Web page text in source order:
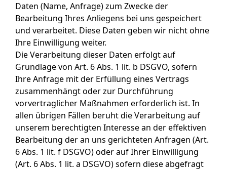
Daten (Name, Anfrage) zum Zwecke der
Bearbeitung Ihres Anliegens bei uns gespeichert
und verarbeitet. Diese Daten geben wir nicht ohne
Ihre Einwilligung weiter.
Die Verarbeitung dieser Daten erfolgt auf
Grundlage von Art. 6 Abs. 1 lit. b DSGVO, sofern
Ihre Anfrage mit der Erfüllung eines Vertrags
zusammenhängt oder zur Durchführung
vorvertraglicher Maßnahmen erforderlich ist. In
allen übrigen Fällen beruht die Verarbeitung auf
unserem berechtigten Interesse an der effektiven
Bearbeitung der an uns gerichteten Anfragen (Art.
6 Abs. 1 lit. f DSGVO) oder auf Ihrer Einwilligung
(Art. 6 Abs. 1 lit. a DSGVO) sofern diese abgefragt